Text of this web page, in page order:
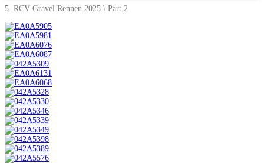
5. RCV Gravel Rennen 2025 \ Part 2